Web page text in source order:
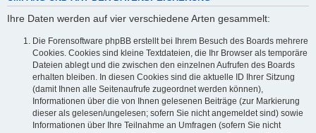
Ihre Daten werden auf vier verschiedene Arten gesammelt:
Die Forensoftware phpBB erstellt bei Ihrem Besuch des Boards mehrere
Cookies. Cookies sind kleine Textdateien, die Ihr Browser als temporäre
Dateien ablegt und die zwischen den einzelnen Aufrufen des Boards
erhalten bleiben. In diesen Cookies sind die aktuelle ID Ihrer Sitzung
(damit Ihnen alle Seitenaufrufe zugeordnet werden können),
Informationen über die von Ihnen gelesenen Beiträge (zur Markierung
dieser als gelesen/ungelesen; sofern Sie nicht angemeldet sind) sowie
Informationen über Ihre Teilnahme an Umfragen (sofern Sie nicht